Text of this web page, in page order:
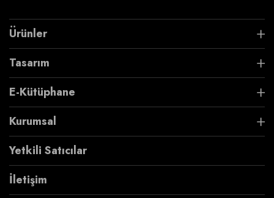
Ürünler
Tasarım
E-Kütüphane
Kurumsal
Yetkili Satıcılar
İletişim